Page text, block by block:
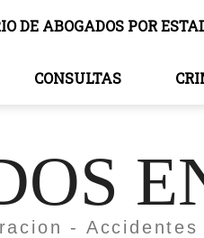
DE ABOGADOS POR
CONSULTAS
-